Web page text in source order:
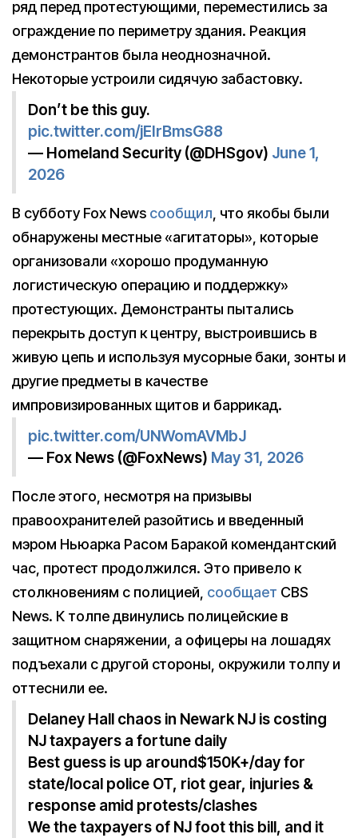
ряд перед протестующими, переместились за
ограждение по периметру здания. Реакция
демонстрантов была неоднозначной.
Некоторые устроили сидячую забастовку.
Don’t be this guy.
pic.twitter.com/jEIrBmsG88
— Homeland Security (@DHSgov) June 1,
2026
В субботу Fox News сообщил, что якобы были
обнаружены местные «агитаторы», которые
организовали «хорошо продуманную
логистическую операцию и поддержку»
протестующих. Демонстранты пытались
перекрыть доступ к центру, выстроившись в
живую цепь и используя мусорные баки, зонты и
другие предметы в качестве
импровизированных щитов и баррикад.
pic.twitter.com/UNWomAVMbJ
— Fox News (@FoxNews) May 31, 2026
После этого, несмотря на призывы
правоохранителей разойтись и введенный
мэром Ньюарка Расом Баракой комендантский
час, протест продолжился. Это привело к
столкновениям с полицией, сообщает CBS
News. К толпе двинулись полицейские в
защитном снаряжении, а офицеры на лошадях
подъехали с другой стороны, окружили толпу и
оттеснили ее.
Delaney Hall chaos in Newark NJ is costing
NJ taxpayers a fortune daily
Best guess is up around$150K+/day for
state/local police OT, riot gear, injuries &
response amid protests/clashes
We the taxpayers of NJ foot this bill, and it